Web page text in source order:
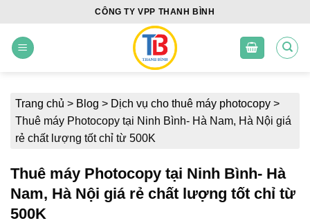
content
CÔNG TY VPP THANH BÌNH
Trang chủ > Blog > Dịch vụ cho thuê máy photocopy >
Thuê máy Photocopy tại Ninh Bình- Hà Nam, Hà Nội giá
rẻ chất lượng tốt chỉ từ 500K
Thuê máy Photocopy tại Ninh Bình- Hà
Nam, Hà Nội giá rẻ chất lượng tốt chỉ từ
500K